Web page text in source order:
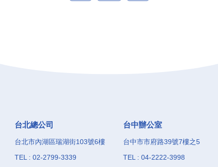
台北總公司
台北市內湖區瑞湖街103號6樓
TEL : 02-2799-3339
台中辦公室
台中市市府路39號7樓之5
TEL : 04-2222-3998